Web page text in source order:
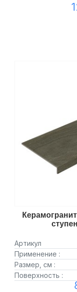
Артикул
Применение :
Размер, см :
Поверхность :